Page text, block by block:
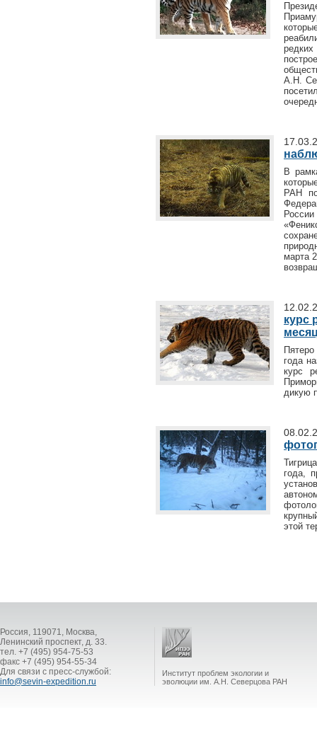
А.Н.
В
РАН
марта
курс
года
курс
дикую
года,
этой
Россия, 119071, Москва,
Ленинский проспект, д. 33.
тел. +7 (495) 954-75-53
факс +7 (495) 954-55-34
Для связи с пресс-службой:
info@sevin-expedition.ru
Институт проблем экологии и
эволюции им. А.Н. Северцова РАН